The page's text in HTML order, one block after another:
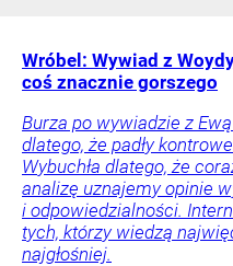
Wróbel: Wywiad z
coś znacznie gorszego
Burza po wywiadzie z Ewą
dlatego, że padły
Wybuchła dlatego, że
analizę uznajemy opinie
i odpowiedzialności.
tych, którzy wiedzą
najgłośniej.